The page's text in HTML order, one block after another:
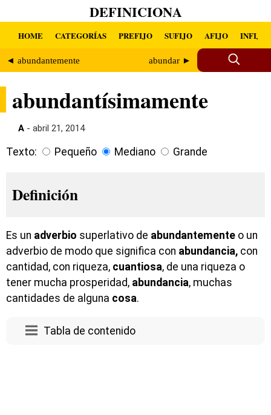
DEFINICIONA
HOME CATEGORÍAS PREFIJO SUFIJO AFIJO INFIJO
◄ abundantemente abundar ►
abundantísimamente
A - abril 21, 2014
Texto: Pequeño Mediano Grande
Definición
Es un adverbio superlativo de abundantemente o un
adverbio de modo que significa con abundancia, con
cantidad, con riqueza, cuantiosa, de una riqueza o
tener mucha prosperidad, abundancia, muchas
cantidades de alguna cosa.
Tabla de contenido